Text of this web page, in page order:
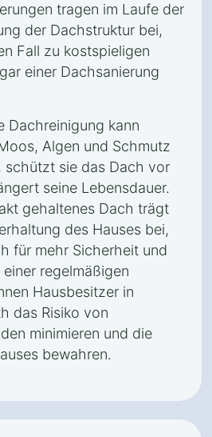
tragen im Laufe der
der Dachstruktur bei,
Fall zu kostspieligen
einer Dachsanierung
Dachreinigung kann
Algen und Schmutz
schützt sie das Dach vor
seine Lebensdauer.
gehaltenes Dach trägt
des Hauses bei,
für mehr Sicherheit und
regelmäßigen
Hausbesitzer in
das Risiko von
minimieren und die
bewahren.